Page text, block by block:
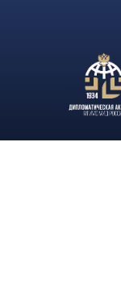
2026 г.), а также на